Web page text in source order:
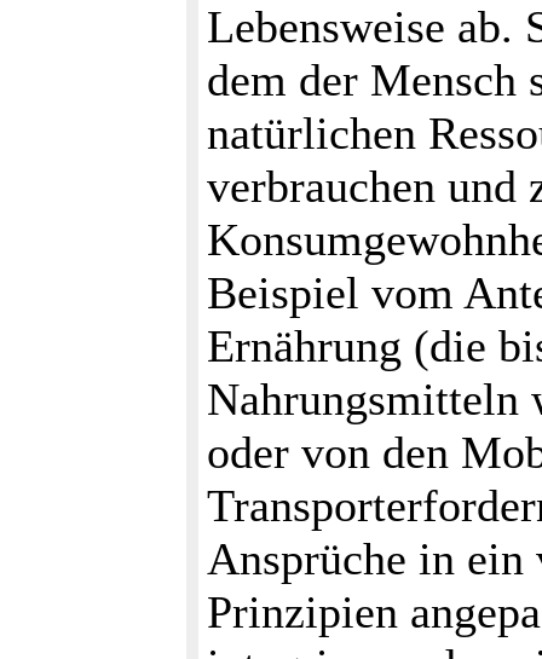
Lebensweise ab.
dem der Mensch
natürlichen
verbrauchen und
Beispiel vom
Ernährung (die
Nahrungsmitteln
oder von den
Ansprüche in
Prinzipien